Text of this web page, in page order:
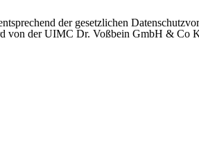
der gesetzlichen
von der UIMC Dr. Voßbein GmbH & Co